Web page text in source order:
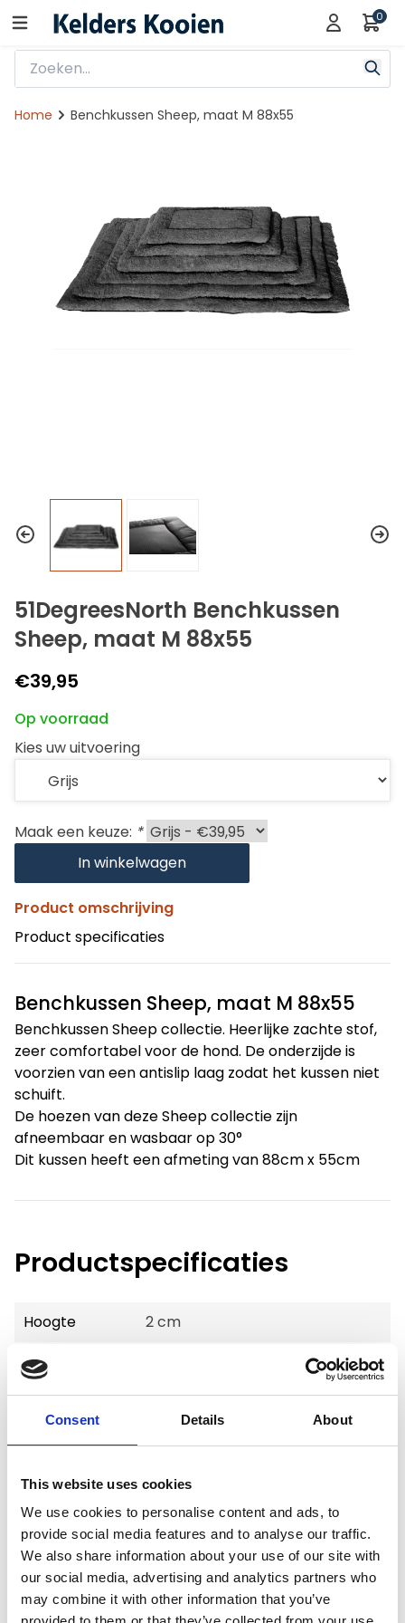
Consent Details About
This website uses cookies
We use cookies to personalise content and ads, to
provide social media features and to analyse our traffic.
We also share information about your use of our site with
our social media, advertising and analytics partners who
may combine it with other information that you’ve
0
Home Benchkussen Sheep, maat M 88x55
51DegreesNorth Benchkussen
Sheep, maat M 88x55
€39,95
Op voorraad
Kies uw uitvoering
Maak een keuze: *
In winkelwagen
Product omschrijving
Product specificaties
Benchkussen Sheep, maat M 88x55
Benchkussen Sheep collectie. Heerlijke zachte stof,
zeer comfortabel voor de hond. De onderzijde is
voorzien van een antislip laag zodat het kussen niet
schuift.
De hoezen van deze Sheep collectie zijn
afneembaar en wasbaar op 30°
Dit kussen heeft een afmeting van 88cm x 55cm
Productspecificaties
Hoogte
2 cm
Breedte
Diepte
88 cm
Gewicht
1 kg
Voorraad
10
Artikelcode
800488
EAN
5425019015329